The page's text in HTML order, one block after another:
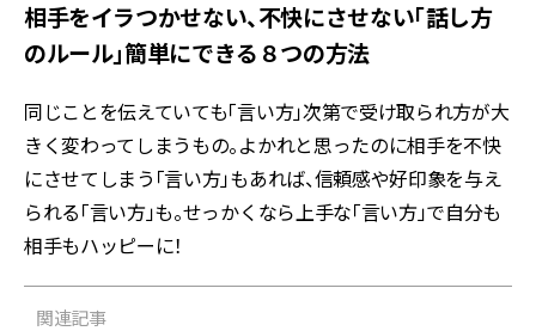
相手をイラつかせない、不快にさせない「話し方
のルール」簡単にできる８つの方法
同じことを伝えていても「言い方」次第で受け取られ方が大
きく変わってしまうもの。よかれと思ったのに相手を不快
にさせてしまう「言い方」もあれば、信頼感や好印象を与え
られる「言い方」も。せっかくなら上手な「言い方」で自分も
相手もハッピーに！
関連記事